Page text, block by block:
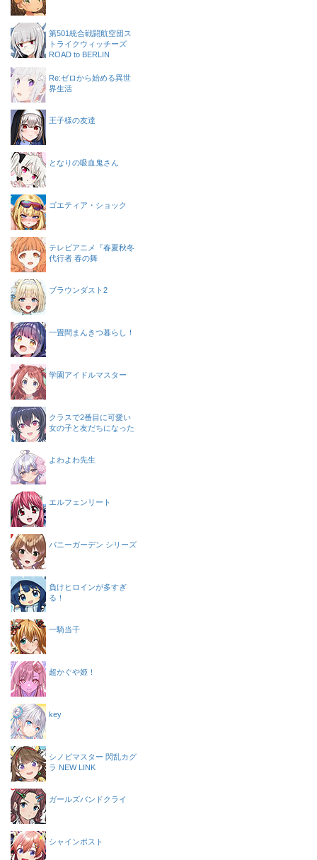
第501統合戦闘航空団ス
トライクウィッチーズ
ROAD to BERLIN
Re:ゼロから始める異世
界生活
王子様の友達
となりの吸血鬼さん
ゴエティア・ショック
テレビアニメ『春夏秋冬
代行者 春の舞
ブラウンダスト2
一畳間まんきつ暮らし！
学園アイドルマスター
クラスで2番目に可愛い
女の子と友だちになった
よわよわ先生
エルフェンリート
バニーガーデン シリーズ
負けヒロインが多すぎ
る！
一騎当千
超かぐや姫！
key
シノビマスター 閃乱カグ
ラ NEW LINK
ガールズバンドクライ
シャインポスト